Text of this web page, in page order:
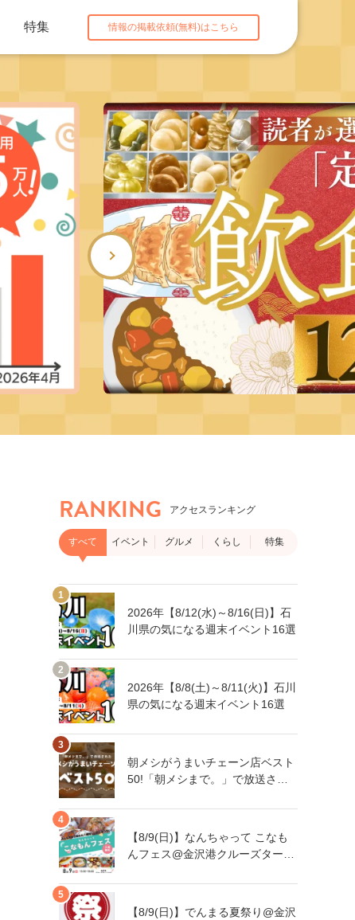
特集 情報の掲載依頼(無料)はこちら
RANKING アクセスランキング
すべて イベント グルメ くらし 特集
2026年【8/12(水)～8/16(日)】石
川県の気になる週末イベント16選
2026年【8/8(土)～8/11(火)】石川
県の気になる週末イベント16選
朝メシがうまいチェーン店ベスト
50!「朝メシまで。」で放送され
県にもあるあの店舗!
【8/9(日)】なんちゃって こなも
んフェス@金沢港クルーズターミ
【8/9(日)】でんまる夏祭り@金沢